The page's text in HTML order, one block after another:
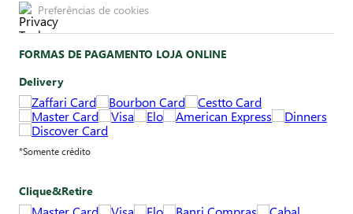
Preferências de cookies
FORMAS DE PAGAMENTO LOJA ONLINE
Delivery
*Somente crédito
Clique&Retire